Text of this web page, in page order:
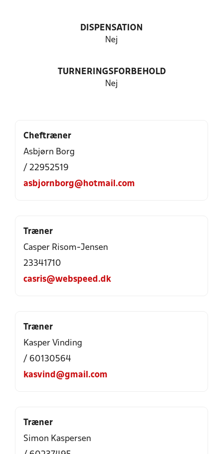
DISPENSATION
Nej
TURNERINGSFORBEHOLD
Nej
Cheftræner
Asbjørn Borg
/ 22952519
asbjornborg@hotmail.com
Træner
Casper Risom-Jensen
23341710
casris@webspeed.dk
Træner
Kasper Vinding
/ 60130564
kasvind@gmail.com
Træner
Simon Kaspersen